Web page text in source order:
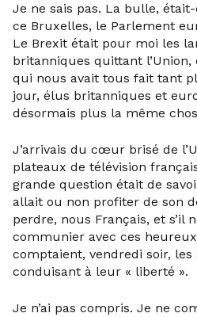
Je ne sais pas. La bulle,
ce Bruxelles, le Parlement
Le Brexit était pour moi les
britanniques quittant l’Union,
qui nous avait tous fait tant
jour, élus britanniques et
désormais plus la même
J’arrivais du cœur brisé de
plateaux de télévision
grande question était de
allait ou non profiter de son
perdre, nous Français, et s’il
communier avec ces
comptaient, vendredi soir, les
conduisant à leur « liberté ».
Je n’ai pas compris. Je ne